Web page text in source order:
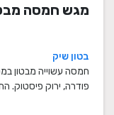
מגש חמסה
בטון שיק
חמסה עשוייה מבטון
פודרה, ירוק